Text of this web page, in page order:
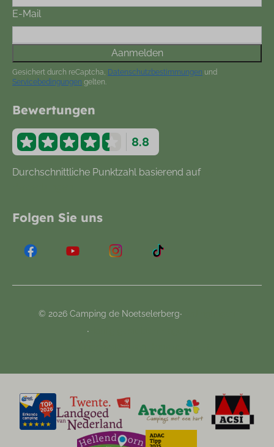
E-Mail
Aanmelden
Gesichert durch reCaptcha, Datenschutzbestimmungen und
Servicebedingungen gelten.
Bewertungen
8.8
Durchschnittliche Punktzahl basierend auf
Folgen Sie uns
© 2026 Camping de Noetselerberg·
·